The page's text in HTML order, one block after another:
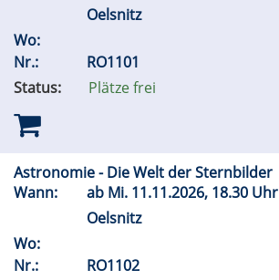
Oelsnitz
Wo:
Nr.:
RO1101
Status:
Plätze frei
Astronomie - Die Welt der Sternbilder
Wann:
ab Mi. 11.11.2026, 18.30 Uhr
Oelsnitz
Wo:
Nr.:
RO1102